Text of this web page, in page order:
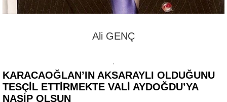
Ali GENÇ
KARACAOĞLAN’IN AKSARAYLI OLDUĞUNU
TESÇİL ETTİRMEKTE VALİ AYDOĞDU’YA
NASİP OLSUN